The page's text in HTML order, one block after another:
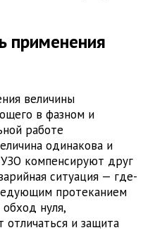
применения
величины
в фазном и
работе
одинакова и
компенсируют друг
ситуация — где-
протеканием
нуля,
и защита